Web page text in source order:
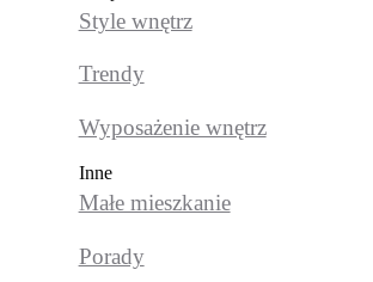
Style wnętrz
Trendy
Wyposażenie wnętrz
Inne
Małe mieszkanie
Porady